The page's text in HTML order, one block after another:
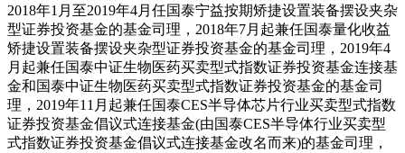
2018年1月至2019年4月任国泰宁益按期矫捷设置装备摆设夹杂
型证券投资基金的基金司理，2018年7月起兼任国泰量化收益
矫捷设置装备摆设夹杂型证券投资基金的基金司理，2019年4
月起兼任国泰中证生物医药买卖型式指数证券投资基金连接基
金和国泰中证生物医药买卖型式指数证券投资基金的基金司
理，2019年11月起兼任国泰CES半导体芯片行业买卖型式指数
证券投资基金倡议式连接基金(由国泰CES半导体行业买卖型
式指数证券投资基金倡议式连接基金改名而来)的基金司理，